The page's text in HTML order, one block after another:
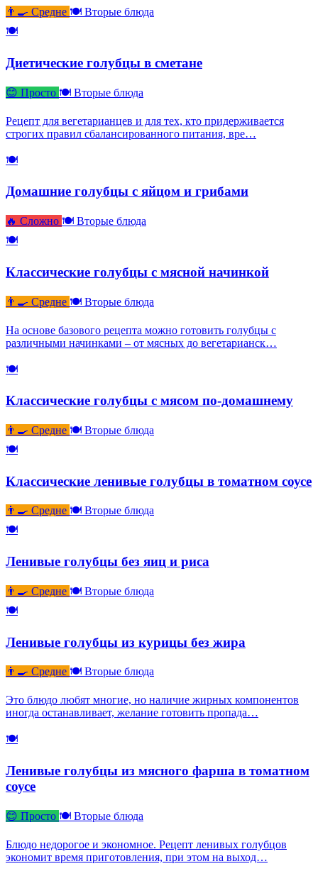
👨‍🍳 Средне 🍽 Вторые блюда
🍽
Диетические голубцы в сметане
😊 Просто 🍽 Вторые блюда
Рецепт для вегетарианцев и для тех, кто придерживается
строгих правил сбалансированного питания, вре…
🍽
Домашние голубцы с яйцом и грибами
🔥 Сложно 🍽 Вторые блюда
🍽
Классические голубцы с мясной начинкой
👨‍🍳 Средне 🍽 Вторые блюда
На основе базового рецепта можно готовить голубцы с
различными начинками – от мясных до вегетарианск…
🍽
Классические голубцы с мясом по-домашнему
👨‍🍳 Средне 🍽 Вторые блюда
🍽
Классические ленивые голубцы в томатном соусе
👨‍🍳 Средне 🍽 Вторые блюда
🍽
Ленивые голубцы без яиц и риса
👨‍🍳 Средне 🍽 Вторые блюда
🍽
Ленивые голубцы из курицы без жира
👨‍🍳 Средне 🍽 Вторые блюда
Это блюдо любят многие, но наличие жирных компонентов
иногда останавливает, желание готовить пропада…
🍽
Ленивые голубцы из мясного фарша в томатном
соусе
😊 Просто 🍽 Вторые блюда
Блюдо недорогое и экономное. Рецепт ленивых голубцов
экономит время приготовления, при этом на выход…